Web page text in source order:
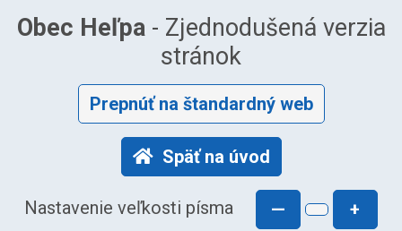
Obec Heľpa- Zjednodušená verzia
stránok
Prepnúť na štandardný web
Späť na úvod
Nastavenie veľkosti písma — +